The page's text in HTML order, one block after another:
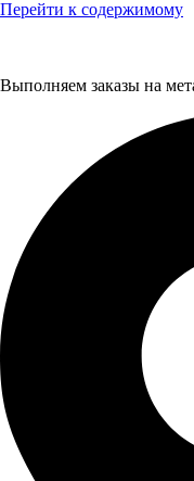
Перейти к содержимому
Выполняем заказы на